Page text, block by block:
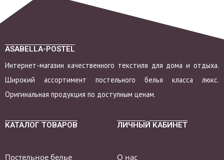
ASABELLA-POSTEL
Интернет-магазин качественного текстиля для дома и отдыха.
Широкий ассортимент постельного белья класса люкс.
Оригинальная продукция по доступным ценам.
КАТАЛОГ ТОВАРОВ
Постельное белье
ЛИЧНЫЙ КАБИНЕТ
О нас